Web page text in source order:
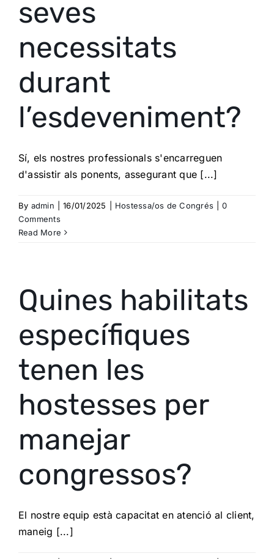
seves
necessitats
durant
l’esdeveniment?
Sí, els nostres professionals s'encarreguen
d'assistir als ponents, assegurant que [...]
By admin 16/01/2025 Hostessa/os de Congrés
0
Comments
Read More
Quines habilitats
específiques
tenen les
hostesses per
manejar
congressos?
El nostre equip està capacitat en atenció al client,
maneig [...]